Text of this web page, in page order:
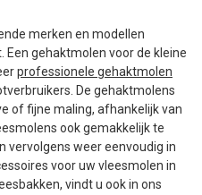
merken en modellen
gehaktmolen voor de kleine
professionele gehaktmolen
De gehaktmolens
of fijne maling, afhankelijk van
ook gemakkelijk te
vervolgens weer eenvoudig in
voor uw vleesmolen in
vindt u ook in ons